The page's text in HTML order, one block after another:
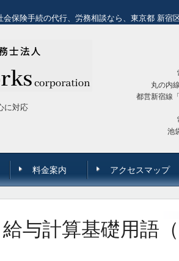
保険手続の代行、労務相談なら、東京都 新宿
に対応
丸の内
都営新宿線
池
料金案内 アクセスマップ
給与計算基礎用語（